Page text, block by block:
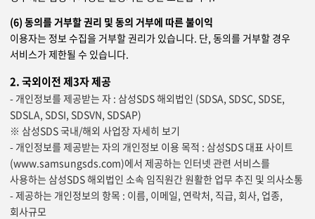
(6) 동의를 거부할 권리 및 동의 거부에 따른 불이익
이용자는 정보 수집을 거부할 권리가 있습니다. 단, 동의를 거부할 경우
서비스가 제한될 수 있습니다.
2. 국외이전 제3자 제공
- 개인정보를 제공받는 자 : 삼성SDS 해외법인 (SDSA, SDSC, SDSE,
SDSLA, SDSI, SDSVN, SDSAP)
※ 삼성SDS 국내/해외 사업장 자세히 보기
- 개인정보를 제공받는 자의 개인정보 이용 목적 : 삼성SDS 대표 사이트
(www.samsungsds.com)에서 제공하는 인터넷 관련 서비스를
사용하는 삼성SDS 해외법인 소속 임직원간 원활한 업무 추진 및 의사소통
- 제공하는 개인정보의 항목 : 이름, 이메일, 연락처, 직급, 회사, 업종,
회사규모